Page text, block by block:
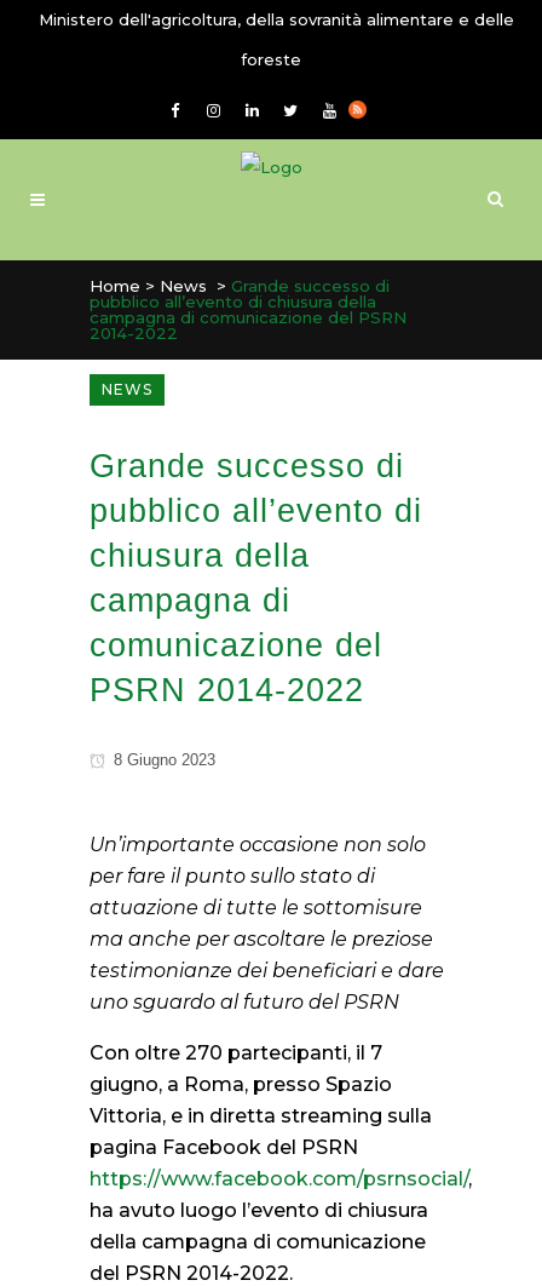
Ministero dell'agricoltura, della sovranità alimentare e delle
foreste
Home > News > Grande successo di
pubblico all’evento di chiusura della
campagna di comunicazione del PSRN
2014-2022
NEWS
Grande successo di
pubblico all’evento di
chiusura della
campagna di
comunicazione del
PSRN 2014-2022
8 Giugno 2023
Un’importante occasione non solo
per fare il punto sullo stato di
attuazione di tutte le sottomisure
ma anche per ascoltare le preziose
testimonianze dei beneficiari e dare
uno sguardo al futuro del PSRN
Con oltre 270 partecipanti, il 7
giugno, a Roma, presso Spazio
Vittoria, e in diretta streaming sulla
pagina Facebook del PSRN
https://www.facebook.com/psrnsocial/,
ha avuto luogo l’evento di chiusura
della campagna di comunicazione
del PSRN 2014-2022.